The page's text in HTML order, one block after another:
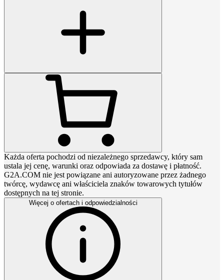
Każda oferta pochodzi od niezależnego sprzedawcy, który sam
ustala jej cenę, warunki oraz odpowiada za dostawę i płatność.
G2A.COM nie jest powiązane ani autoryzowane przez żadnego
twórcę, wydawcę ani właściciela znaków towarowych tytułów
dostępnych na tej stronie.
Więcej o ofertach i odpowiedzialności